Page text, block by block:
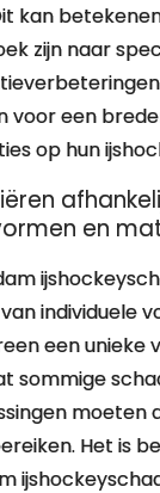
kan
zijn naar
voor een
op hun
en
individuele
een unieke
sommige
moeten
Het is